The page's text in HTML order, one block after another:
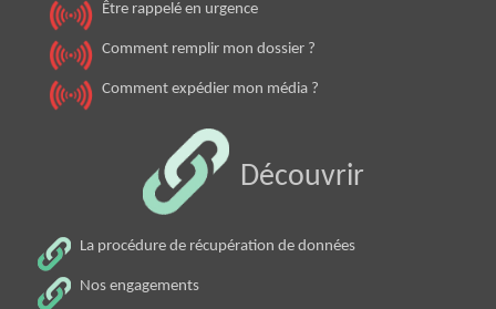
Être rappelé en urgence
Comment remplir mon dossier ?
Comment expédier mon média ?
Découvrir
La procédure de récupération de données
Nos engagements